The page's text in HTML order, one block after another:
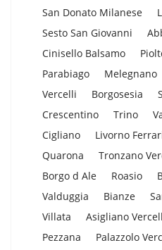
San Donato Milanese
Sesto San Giovanni
Cinisello Balsamo
Parabiago
Melegnano
Vercelli
Borgosesia
Crescentino
Trino
Cigliano
Livorno
Quarona
Tronzano
Borgo d Ale
Roasio
Valduggia
Bianze
Villata
Asigliano
Pezzana
Palazzolo